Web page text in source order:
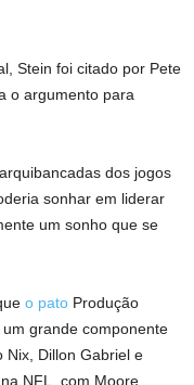
Stein foi citado por Pete
o argumento para
dos jogos
sonhar em liderar
um sonho que se
o pato Produção
grande componente
Nix, Dillon Gabriel e
NFL, com Moore